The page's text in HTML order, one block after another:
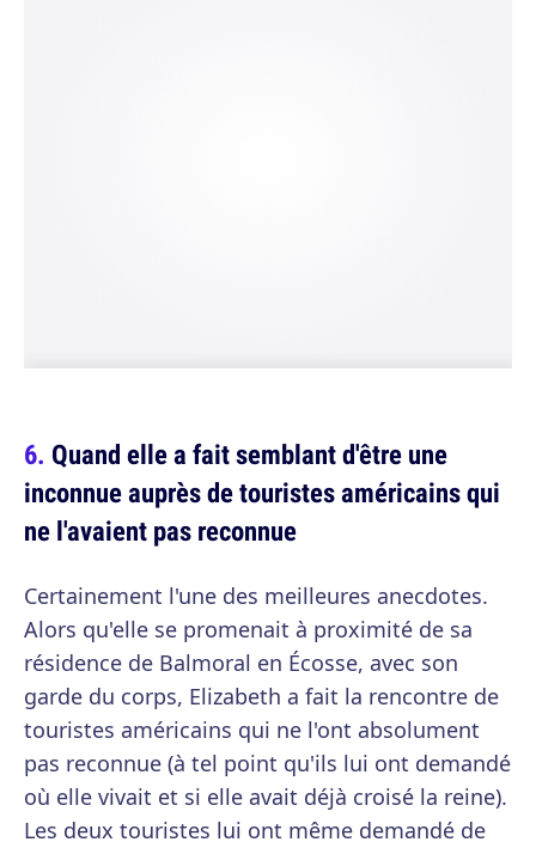
Quand elle a fait semblant d'être une
inconnue auprès de touristes américains qui
ne l'avaient pas reconnue
Certainement l'une des meilleures anecdotes.
Alors qu'elle se promenait à proximité de sa
résidence de Balmoral en Écosse, avec son
garde du corps, Elizabeth a fait la rencontre de
touristes américains qui ne l'ont absolument
pas reconnue (à tel point qu'ils lui ont demandé
où elle vivait et si elle avait déjà croisé la reine).
Les deux touristes lui ont même demandé de